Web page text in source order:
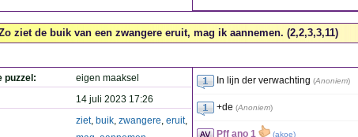
ziet de buik van een zwangere eruit, mag ik aannemen. (2,2,3,3,11)
puzzel:
eigen maaksel
14 juli 2023 17:26
ziet, buik, zwangere, eruit,
In lijn der verwachting (Anoniem)
+de (Anoniem)
Pff ano 1 (akoe)